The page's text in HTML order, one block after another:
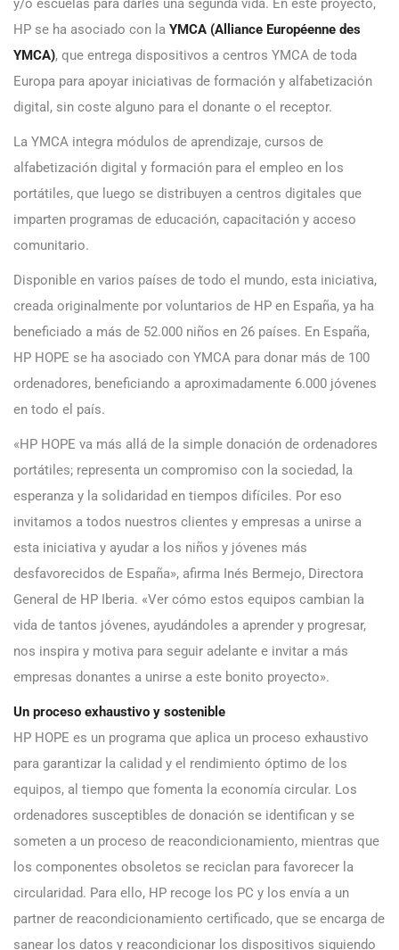
y/o escuelas para darles una segunda vida. En este proyecto,
HP se ha asociado con la YMCA (Alliance Européenne des
YMCA), que entrega dispositivos a centros YMCA de toda
Europa para apoyar iniciativas de formación y alfabetización
digital, sin coste alguno para el donante o el receptor.
La YMCA integra módulos de aprendizaje, cursos de
alfabetización digital y formación para el empleo en los
portátiles, que luego se distribuyen a centros digitales que
imparten programas de educación, capacitación y acceso
comunitario.
Disponible en varios países de todo el mundo, esta iniciativa,
creada originalmente por voluntarios de HP en España, ya ha
beneficiado a más de 52.000 niños en 26 países. En España,
HP HOPE se ha asociado con YMCA para donar más de 100
ordenadores, beneficiando a aproximadamente 6.000 jóvenes
en todo el país.
«HP HOPE va más allá de la simple donación de ordenadores
portátiles; representa un compromiso con la sociedad, la
esperanza y la solidaridad en tiempos difíciles. Por eso
invitamos a todos nuestros clientes y empresas a unirse a
esta iniciativa y ayudar a los niños y jóvenes más
desfavorecidos de España», afirma Inés Bermejo, Directora
General de HP Iberia. «Ver cómo estos equipos cambian la
vida de tantos jóvenes, ayudándoles a aprender y progresar,
nos inspira y motiva para seguir adelante e invitar a más
empresas donantes a unirse a este bonito proyecto».
Un proceso exhaustivo y sostenible
HP HOPE es un programa que aplica un proceso exhaustivo
para garantizar la calidad y el rendimiento óptimo de los
equipos, al tiempo que fomenta la economía circular. Los
ordenadores susceptibles de donación se identifican y se
someten a un proceso de reacondicionamiento, mientras que
los componentes obsoletos se reciclan para favorecer la
circularidad. Para ello, HP recoge los PC y los envía a un
partner de reacondicionamiento certificado, que se encarga de
sanear los datos y reacondicionar los dispositivos siguiendo